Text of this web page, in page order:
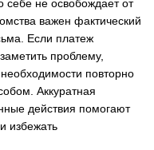
себе не освобождает от
важен фактический
Если платеж
проблему,
повторно
Аккуратная
действия помогают
избежать